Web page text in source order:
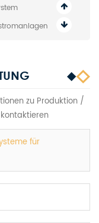
zu Produktion /
für